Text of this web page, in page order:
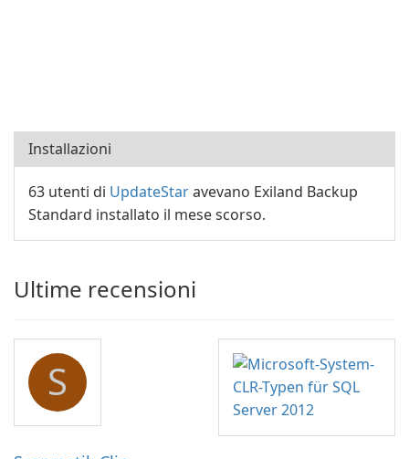
Installazioni
63 utenti di UpdateStaravevano Exiland Backup
Standard installato il mese scorso.
Ultime recensioni
S